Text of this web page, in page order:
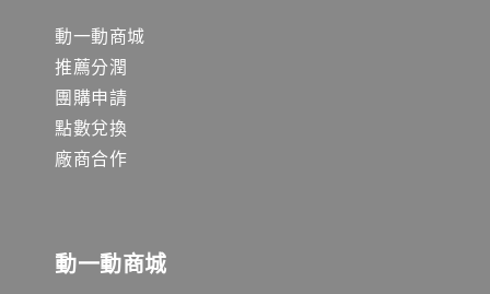
動一動商城
推薦分潤
團購申請
點數兌換
廠商合作
動一動商城